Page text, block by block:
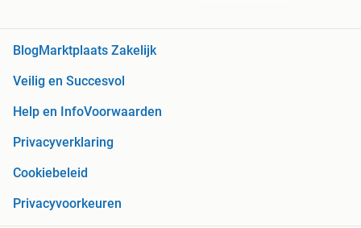
Blog Marktplaats Zakelijk
Veilig en Succesvol
Help en InfoVoorwaarden
Privacyverklaring
Cookiebeleid
Privacyvoorkeuren